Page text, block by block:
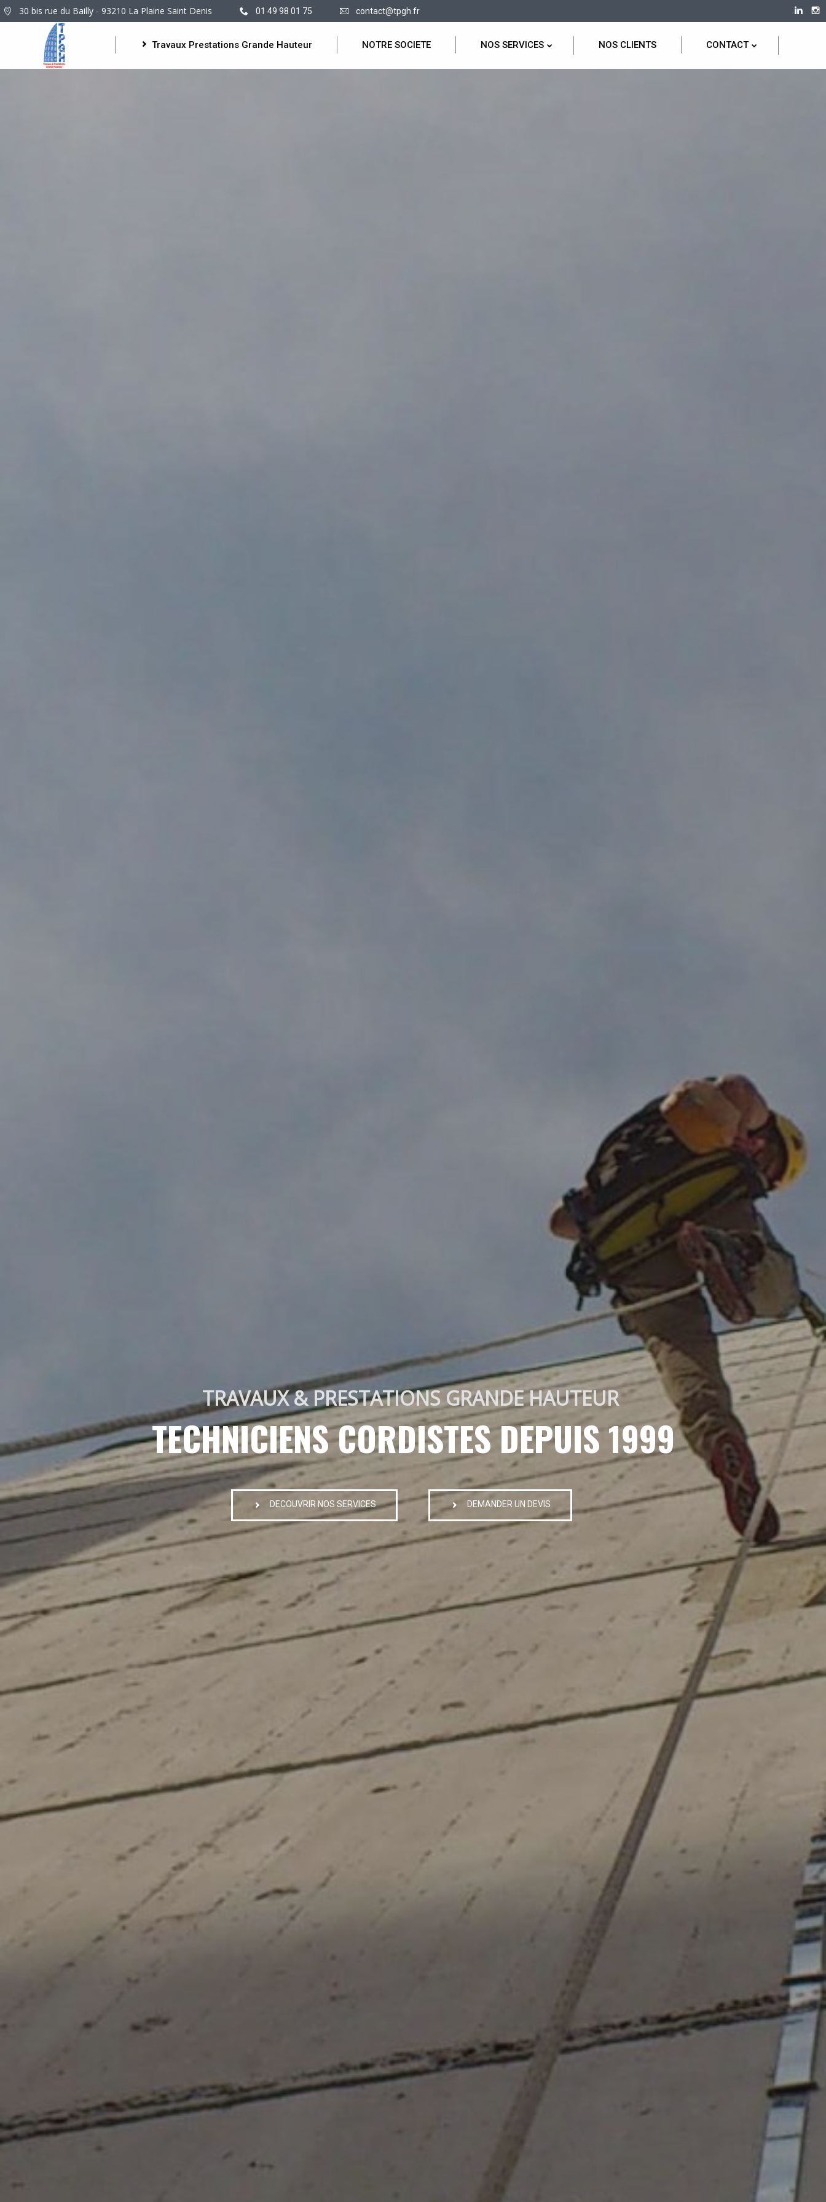
30 bis rue du Bailly - 93210 La Plaine Saint Denis 01 49 98 01 75 contact@tpgh.fr
Travaux Prestations Grande Hauteur NOTRE SOCIETE NOS SERVICES NOS CLIENTS CONTACT
TRAVAUX & PRESTATIONS GRANDE HAUTEUR
TECHNICIENS CORDISTES DEPUIS 1999
DECOUVRIR NOS SERVICES DEMANDER UN DEVIS